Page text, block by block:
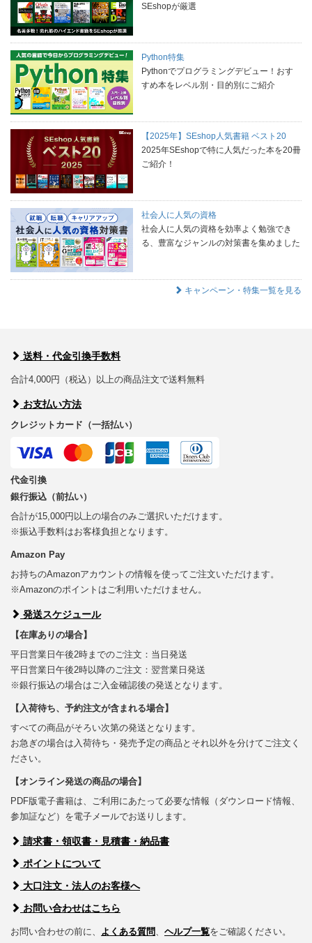
SEshopが厳選
Python特集
Pythonでプログラミングデビュー！おす
すめ本をレベル別・目的別にご紹介
【2025年】SEshop人気書籍 ベスト20
2025年SEshopで特に人気だった本を20冊
ご紹介！
社会人に人気の資格
社会人に人気の資格を効率よく勉強でき
る、豊富なジャンルの対策書を集めました
キャンペーン・特集一覧を見る
送料・代金引換手数料
合計4,000円（税込）以上の商品注文で送料無料
お支払い方法
クレジットカード（一括払い）
代金引換
銀行振込（前払い）
合計が15,000円以上の場合のみご選択いただけます。
※振込手数料はお客様負担となります。
Amazon Pay
お持ちのAmazonアカウントの情報を使ってご注文いただけます。
※Amazonのポイントはご利用いただけません。
発送スケジュール
【在庫ありの場合】
平日営業日午後2時までのご注文：当日発送
平日営業日午後2時以降のご注文：翌営業日発送
※銀行振込の場合はご入金確認後の発送となります。
【入荷待ち、予約注文が含まれる場合】
すべての商品がそろい次第の発送となります。
お急ぎの場合は入荷待ち・発売予定の商品とそれ以外を分けてご注文く
ださい。
【オンライン発送の商品の場合】
PDF版電子書籍は、ご利用にあたって必要な情報（ダウンロード情報、
参加証など）を電子メールでお送りします。
請求書・領収書・見積書・納品書
ポイントについて
大口注文・法人のお客様へ
お問い合わせはこちら
お問い合わせの前に、 よくある質問、 ヘルプ一覧をご確認ください。